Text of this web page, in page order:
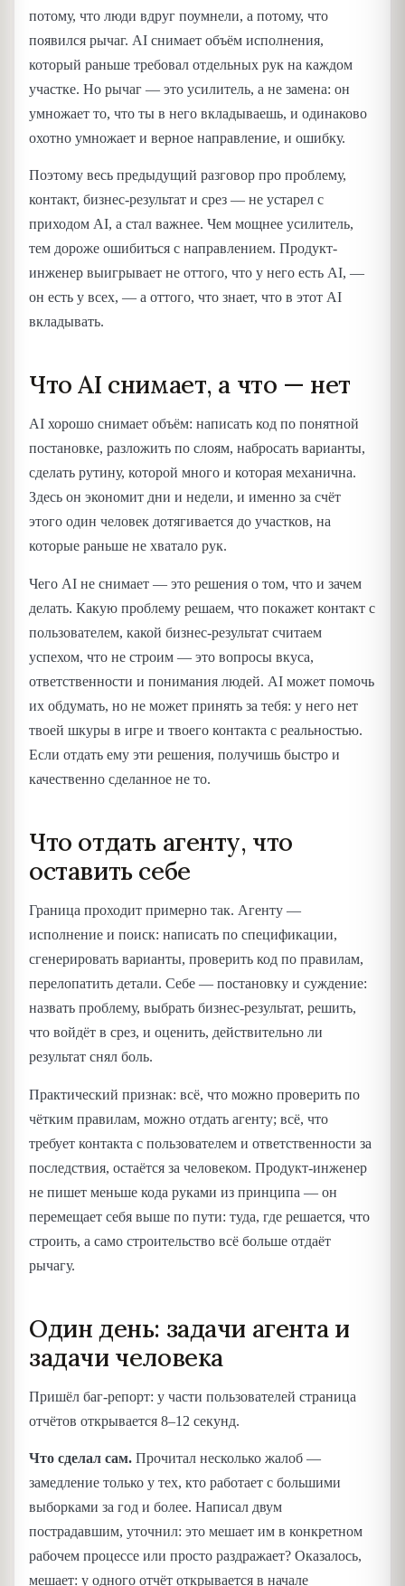
потому, что люди вдруг поумнели, а потому, что
появился рычаг. AI снимает объём исполнения,
который раньше требовал отдельных рук на каждом
участке. Но рычаг — это усилитель, а не замена: он
умножает то, что ты в него вкладываешь, и одинаково
охотно умножает и верное направление, и ошибку.
Поэтому весь предыдущий разговор про проблему,
контакт, бизнес-результат и срез — не устарел с
приходом AI, а стал важнее. Чем мощнее усилитель,
тем дороже ошибиться с направлением. Продукт-
инженер выигрывает не оттого, что у него есть AI, —
он есть у всех, — а оттого, что знает, что в этот AI
вкладывать.
Что AI снимает, а что — нет
AI хорошо снимает объём: написать код по понятной
постановке, разложить по слоям, набросать варианты,
сделать рутину, которой много и которая механична.
Здесь он экономит дни и недели, и именно за счёт
этого один человек дотягивается до участков, на
которые раньше не хватало рук.
Чего AI не снимает — это решения о том, что и зачем
делать. Какую проблему решаем, что покажет контакт с
пользователем, какой бизнес-результат считаем
успехом, что не строим — это вопросы вкуса,
ответственности и понимания людей. AI может помочь
их обдумать, но не может принять за тебя: у него нет
твоей шкуры в игре и твоего контакта с реальностью.
Если отдать ему эти решения, получишь быстро и
качественно сделанное не то.
Что отдать агенту, что
оставить себе
Граница проходит примерно так. Агенту —
исполнение и поиск: написать по спецификации,
сгенерировать варианты, проверить код по правилам,
перелопатить детали. Себе — постановку и суждение:
назвать проблему, выбрать бизнес-результат, решить,
что войдёт в срез, и оценить, действительно ли
результат снял боль.
Практический признак: всё, что можно проверить по
чётким правилам, можно отдать агенту; всё, что
требует контакта с пользователем и ответственности за
последствия, остаётся за человеком. Продукт-инженер
не пишет меньше кода руками из принципа — он
перемещает себя выше по пути: туда, где решается, что
строить, а само строительство всё больше отдаёт
рычагу.
Один день: задачи агента и
задачи человека
Пришёл баг-репорт: у части пользователей страница
отчётов открывается 8–12 секунд.
Что сделал сам. Прочитал несколько жалоб —
замедление только у тех, кто работает с большими
выборками за год и более. Написал двум
пострадавшим, уточнил: это мешает им в конкретном
рабочем процессе или просто раздражает? Оказалось,
мешает: у одного отчёт открывается в начале